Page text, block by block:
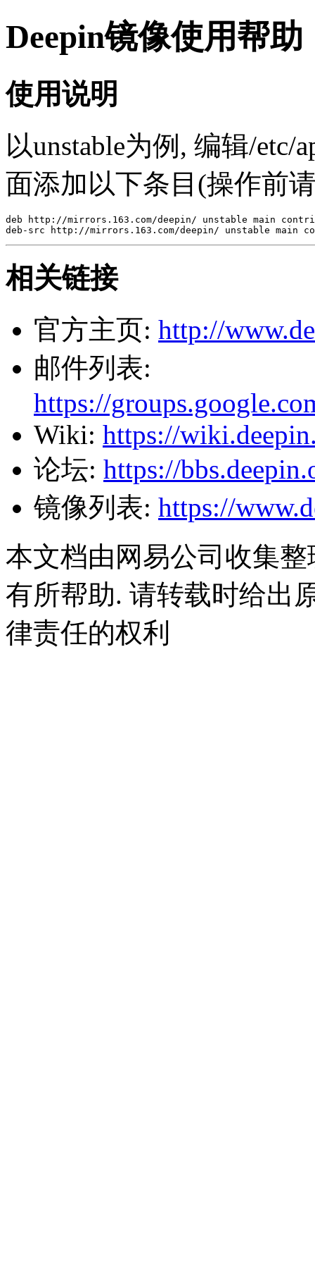
Deepin镜像使用帮助
使用说明
以unstable为例, 编辑/etc/
面添加以下条目(操作前
deb http://mirrors.163.com/deepin/ unstable main
deb-src http://mirrors.163.com/deepin/ unstable main
相关链接
官方主页: http://
邮件列表:
https://
Wiki: https://
论坛: https://
镜像列表: https://
本文档由网易公司收集
有所帮助. 请转载时给出
律责任的权利